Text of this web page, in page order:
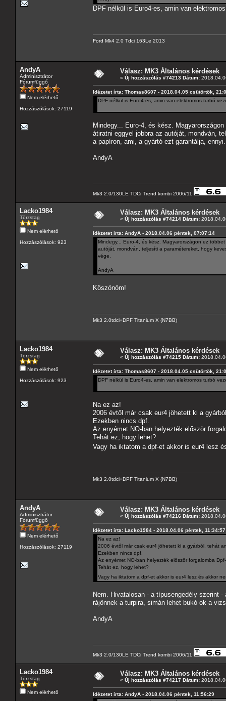
DPF nélkül is Euro4-es, amin van
Ford Mk4 2.0 Tdci 163Le 2013
AndyA
Adminisztrátor
Fórumfüggő
Nem elérhető
Hozzászólások: 27119
Válasz: MK3 Általános kérdések
« Új hozzászólás #74213 Dátum:
Idézetet írta: Thomas8607 - 2018.04.05 csütörtök,
DPF nélkül is Euro4-es, amin van elektromos turbó
Mindegy... Euro-4, és kész.
átiratni eggyel jobbra az autóját, mondván,
a papíron, ami, a gyártó ezt garantálja,
AndyA
Mk3 2.0/130LE TDCi Trend kombi 2006/11
Lacko1984
Törzstag
Nem elérhető
Hozzászólások: 923
Válasz: MK3 Általános kérdések
« Új hozzászólás #74214 Dátum:
Idézetet írta: AndyA - 2018.04.06 péntek, 07:07:14
Mindegy... Euro-4, és kész. Magyarországon ez
autóját, mondván, teljesíti a paramétereket, hogy
vége.
AndyA
Köszönöm!
Mk3 2.0tdci+DPF Titanium X (N7BB)
Lacko1984
Törzstag
Nem elérhető
Hozzászólások: 923
Válasz: MK3 Általános kérdések
« Új hozzászólás #74215 Dátum:
Idézetet írta: Thomas8607 - 2018.04.05 csütörtök,
DPF nélkül is Euro4-es, amin van elektromos turbó
Na ez az!
2006 évtől már csak eur4 jöhetett ki a
Ezekben nincs dpf.
Az enyémet NO-ban helyezték először
Tehát ez, hogy lehet?
Vagy ha iktatom a dpf-et akkor is eur4 lesz
Mk3 2.0tdci+DPF Titanium X (N7BB)
AndyA
Adminisztrátor
Fórumfüggő
Nem elérhető
Hozzászólások: 27119
Válasz: MK3 Általános kérdések
« Új hozzászólás #74216 Dátum:
Idézetet írta: Lacko1984 - 2018.04.06 péntek, 11:34:57
Na ez az!
2006 évtől már csak eur4 jöhetett ki a gyárból, tehát
Ezekben nincs dpf.
Az enyémet NO-ban helyezték először forgalomba
Tehát ez, hogy lehet?
Vagy ha iktatom a dpf-et akkor is eur4 lesz és akkor
Nem. Hivatalosan - a típusengedély szerint
rájönnek a turpira, simán lehet bukó ok a
AndyA
Mk3 2.0/130LE TDCi Trend kombi 2006/11
Lacko1984
Törzstag
Nem elérhető
Válasz: MK3 Általános kérdések
« Új hozzászólás #74217 Dátum:
Idézetet írta: AndyA - 2018.04.06 péntek, 11:56:29